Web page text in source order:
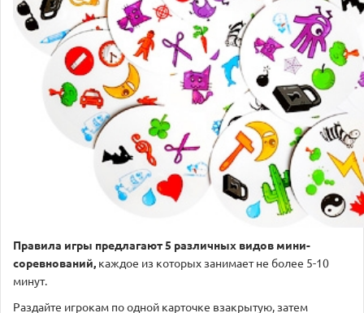
Правила игры предлагают 5 различных видов мини-
соревнований, каждое из которых занимает не более 5-10
минут.
Раздайте игрокам по одной карточке взакрытую, затем